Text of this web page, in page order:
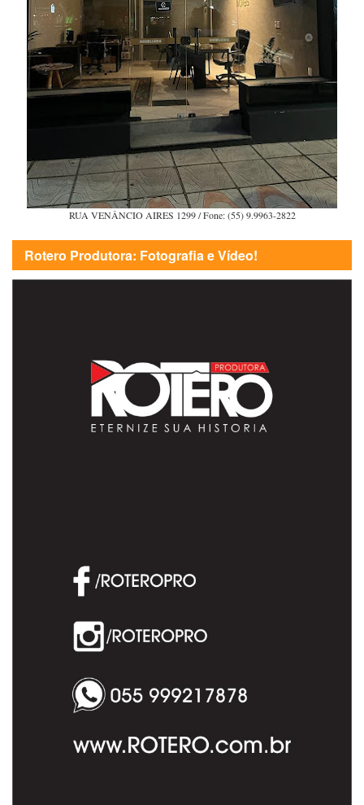
RUA VENÂNCIO AIRES 1299 / Fone: (55) 9.9963-2822
Rotero Produtora: Fotografia e Vídeo!